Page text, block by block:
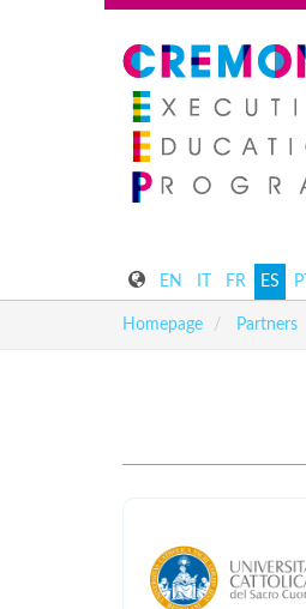
EN FR ES PT
Homepage Partners